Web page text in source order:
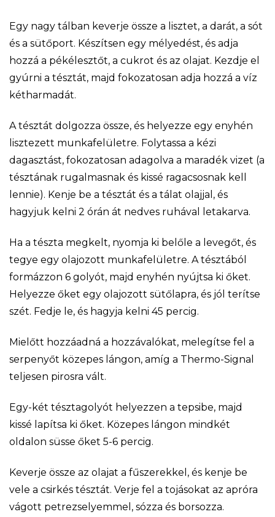
Egy nagy tálban keverje össze a lisztet, a darát, a sót
és a sütőport. Készítsen egy mélyedést, és adja
hozzá a pékélesztőt, a cukrot és az olajat. Kezdje el
gyúrni a tésztát, majd fokozatosan adja hozzá a víz
kétharmadát.
A tésztát dolgozza össze, és helyezze egy enyhén
lisztezett munkafelületre. Folytassa a kézi
dagasztást, fokozatosan adagolva a maradék vizet (a
tésztának rugalmasnak és kissé ragacsosnak kell
lennie). Kenje be a tésztát és a tálat olajjal, és
hagyjuk kelni 2 órán át nedves ruhával letakarva.
Ha a tészta megkelt, nyomja ki belőle a levegőt, és
tegye egy olajozott munkafelületre. A tésztából
formázzon 6 golyót, majd enyhén nyújtsa ki őket.
Helyezze őket egy olajozott sütőlapra, és jól terítse
szét. Fedje le, és hagyja kelni 45 percig.
Mielőtt hozzáadná a hozzávalókat, melegítse fel a
serpenyőt közepes lángon, amíg a Thermo-Signal
teljesen pirosra vált.
Egy-két tésztagolyót helyezzen a tepsibe, majd
kissé lapítsa ki őket. Közepes lángon mindkét
oldalon süsse őket 5-6 percig.
Keverje össze az olajat a fűszerekkel, és kenje be
vele a csirkés tésztát. Verje fel a tojásokat az apróra
vágott petrezselyemmel, sózza és borsozza.